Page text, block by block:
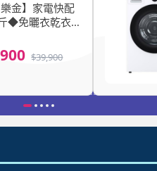
樂金】家電快配
◆免曬衣乾衣
$39,900